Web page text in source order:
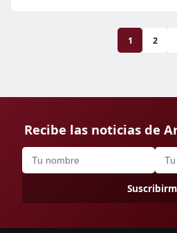
1 2
Recibe las noticias de